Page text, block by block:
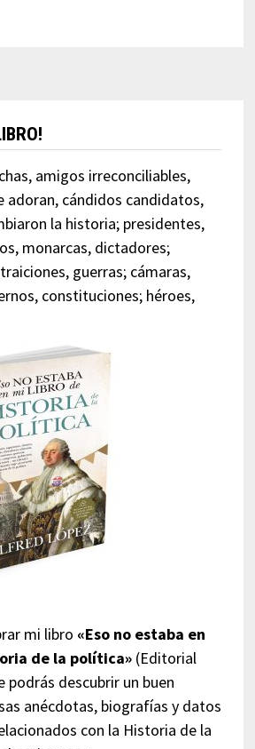
amigos irreconciliables,
adoran, cándidos candidatos,
la historia; presidentes,
monarcas, dictadores;
guerras; cámaras,
constituciones; héroes,
mi libro «Eso no estaba en
de la política»(Editorial
podrás descubrir un buen
anécdotas, biografías y datos
con la Historia de la